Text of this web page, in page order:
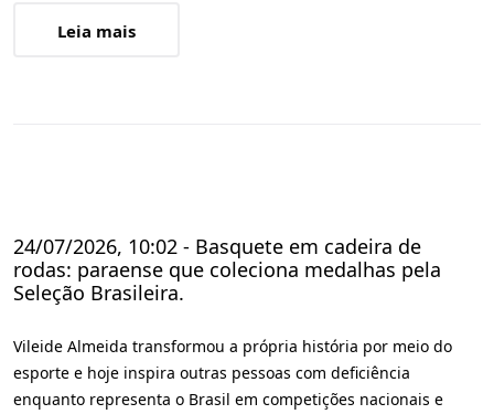
Leia mais
24/07/2026, 10:02 - Basquete em cadeira de
rodas: paraense que coleciona medalhas pela
Seleção Brasileira.
Vileide Almeida transformou a própria história por meio do
esporte e hoje inspira outras pessoas com deficiência
enquanto representa o Brasil em competições nacionais e